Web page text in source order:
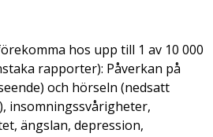
hos upp till 1 av 10 000
rapporter): Påverkan på
och hörseln (nedsatt
insomningssvårigheter,
ängslan, depression,